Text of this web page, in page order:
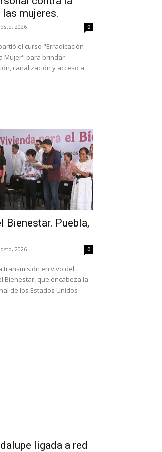
mujeres.
2026 0
el curso "Erradicación
Mujer" para brindar
canalización y acceso a
Bienestar. Puebla,
2026 0
transmisión en vivo del
Bienestar, que encabeza la
de los Estados Unidos
ligada a red